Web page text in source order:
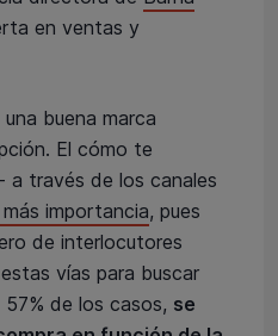
en ventas y
buena marca
El cómo te
través de los canales
importancia, pues
de interlocutores
vías para buscar
de los casos, se